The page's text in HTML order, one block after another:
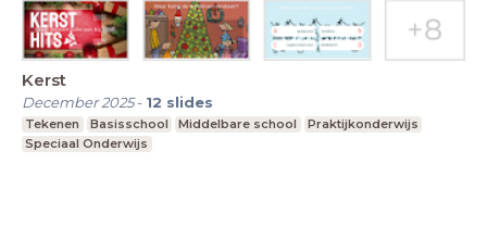
Kerst
December 2025- 12 slides
Tekenen Basisschool Middelbare school
Praktijkonderwijs
Speciaal Onderwijs